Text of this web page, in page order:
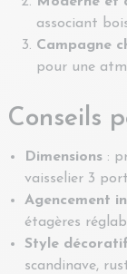
associant
Campagne
pour une
Conseils
Dimensions :
vaisselier 3
Agencement
étagères
Style
scandinave,